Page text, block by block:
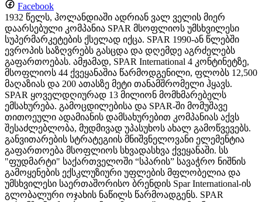
Facebook
1932 წელს, ჰოლანდიაში ადრიან ვალ ველის მიერ
დაარსებული კომპანია SPAR მსოფლიოს უმსხვილესი
სუპერმარკეტების ქსელად იქცა. SPAR 1990-ან წლებში
ევროპის საზღვრებს გასცდა და დღემდე აგრძელებს
გაფართოებას. ამჟამად, SPAR International 4 კონტინეტზე,
მსოფლიოს 44 ქვეყანაშია წარმოდგენილი, ფლობს 12,500
მაღაზიას და 200 ათასზე მეტი თანამშრომელი ჰყავს.
SPAR ყოველდღიურად 13 მილიონ მომხმარებელს
ემსახურება. გამოცდილებისა და SPAR-ში მომუშავე
თითოეული ადამიანის დამსახურებით კომპანიას აქვს
შესაძლებლობა, მუდმივად უპასუხოს ახალ გამოწვევებს.
განვითარების სტრატეგიის მნიშვნელოვანი ელემენტია
გაფართოება მსოფლიოს სხვადასხვა ქვეყანაში. სს
"ფუდმარტი" საქართველოში “სპარის” სავაჭრო ნიშნის
გამოყენების ექსკლუზიური უფლების მფლობელია და
უმსხვილესი საერთაშორისო ბრენდის Spar International-ის
გლობალური ოჯახის ნაწილს წარმოადგენს. SPAR